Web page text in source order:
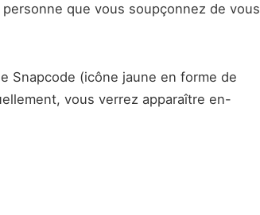
que vous soupçonnez de vous
Snapcode (icône jaune en forme de
vous verrez apparaître en-